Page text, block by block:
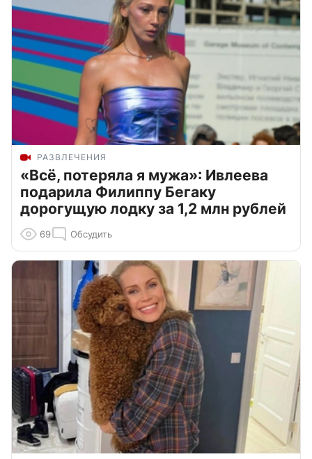
РАЗВЛЕЧЕНИЯ
«Всё, потеряла я мужа»: Ивлеева
подарила Филиппу Бегаку
дорогущую лодку за 1,2 млн рублей
69 Обсудить